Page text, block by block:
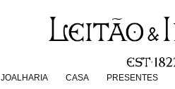
JOALHARIA CASA PRESENTES
PRESENTES